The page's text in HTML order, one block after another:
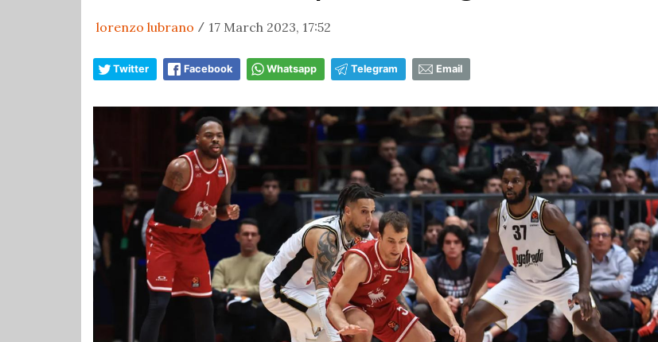
lorenzo lubrano / 17 March 2023, 17:52
Twitter Facebook Whatsapp Telegram Email